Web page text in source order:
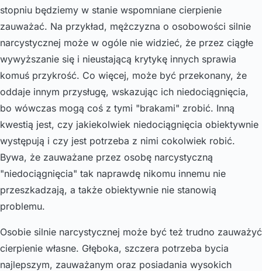
stopniu będziemy w stanie wspomniane cierpienie
zauważać. Na przykład, mężczyzna o osobowości silnie
narcystycznej może w ogóle nie widzieć, że przez ciągłe
wywyższanie się i nieustającą krytykę innych sprawia
komuś przykrość. Co więcej, może być przekonany, że
oddaje innym przysługę, wskazując ich niedociągnięcia,
bo wówczas mogą coś z tymi "brakami" zrobić. Inną
kwestią jest, czy jakiekolwiek niedociągnięcia obiektywnie
występują i czy jest potrzeba z nimi cokolwiek robić.
Bywa, że zauważane przez osobę narcystyczną
"niedociągnięcia" tak naprawdę nikomu innemu nie
przeszkadzają, a także obiektywnie nie stanowią
problemu.
Osobie silnie narcystycznej może być też trudno zauważyć
cierpienie własne. Głęboka, szczera potrzeba bycia
najlepszym, zauważanym oraz posiadania wysokich